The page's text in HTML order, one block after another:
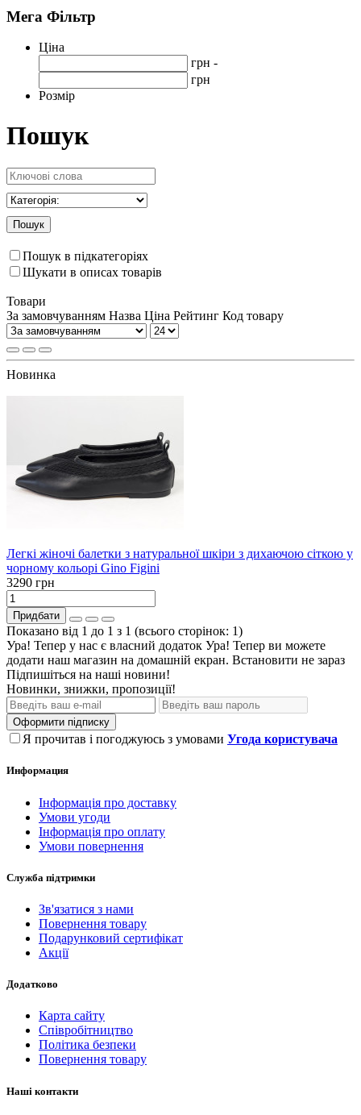
Мега Фільтр
Ціна
грн -
грн
Розмір
Пошук
Пошук
Пошук в підкатегоріях
Шукати в описах товарів
Товари
За замовчуванням Назва Ціна Рейтинг Код товару
Новинка
Легкі жіночі балетки з натуральної шкіри з дихаючою сіткою у
чорному кольорі Gino Figini
3290 грн
Придбати
Показано від 1 до 1 з 1 (всього сторінок: 1)
Ура! Тепер у нас є власний додаток Ура! Тепер ви можете
додати наш магазин на домашній екран. Встановити не зараз
Підпишіться на наші новини!
Новинки, знижки, пропозиції!
Оформити підписку
Я прочитав і погоджуюсь з умовами Угода користувача
Информация
Інформація про доставку
Умови угоди
Інформація про оплату
Умови повернення
Служба підтримки
Зв'язатися з нами
Повернення товару
Подарунковий сертифікат
Акції
Додатково
Карта сайту
Співробітництво
Політика безпеки
Повернення товару
Наші контакти